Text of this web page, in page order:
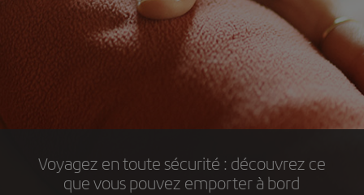
Voyagez en toute sécurité : découvrez ce
que vous pouvez emporter à bord